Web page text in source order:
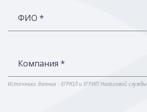
ФИО *
Компания *
Источники данных - ЕГРЮЛ и ЕГРИП Налоговой службы